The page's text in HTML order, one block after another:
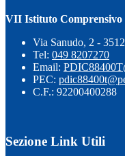
VII Istituto Comprensivo
Via Sanudo, 2 -
Tel: 049 8207270
Email:
PEC:
C.F.: 92200400288
Sezione Link Utili